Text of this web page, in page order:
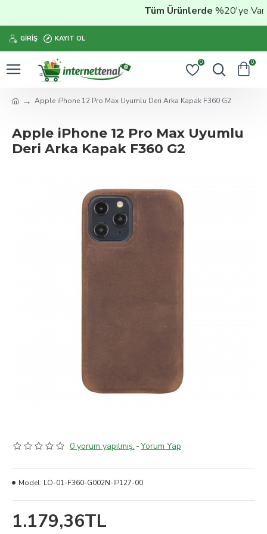
Tüm Ürünlerde%20'ye
GIRIŞ KAYIT OL
0 0
Apple iPhone 12 Pro Max Uyumlu Deri Arka Kapak F360 G2
Apple iPhone 12 Pro Max Uyumlu
Deri Arka Kapak F360 G2
0 yorum yapılmış. -Yorum Yap
1.179,36TL
Model: LO-01-F360-G002N-IP127-00